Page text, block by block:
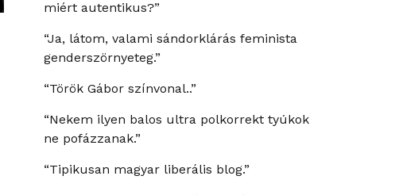
miért autentikus?”
“Ja, látom, valami sándorklárás feminista
genderszörnyeteg.”
“Török Gábor színvonal..”
“Nekem ilyen balos ultra polkorrekt tyúkok
ne pofázzanak.”
“Tipikusan magyar liberális blog.”